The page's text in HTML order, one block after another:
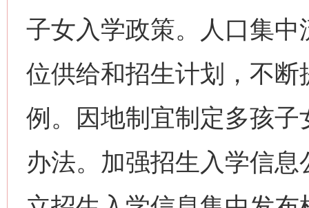
子女入学政策。人口集
位供给和招生计划，不
例。因地制宜制定多孩子
办法。加强招生入学信